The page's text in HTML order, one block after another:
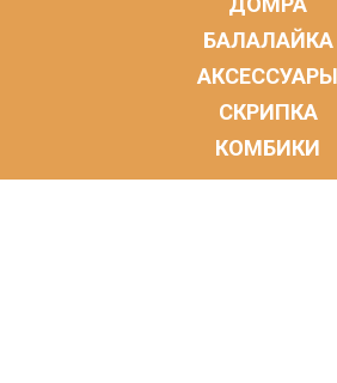
БАЛАЛАЙКА
АКСЕССУАРЫ
СКРИПКА
КОМБИКИ